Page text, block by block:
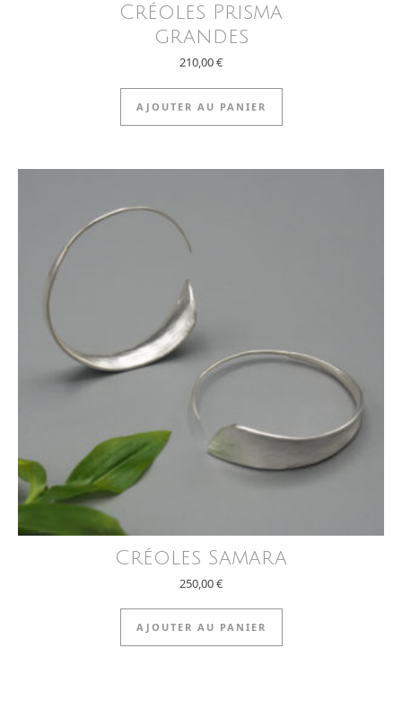
Créoles Prisma
grandes
210,00€
AJOUTER AU PANIER
Créoles Samara
250,00€
AJOUTER AU PANIER